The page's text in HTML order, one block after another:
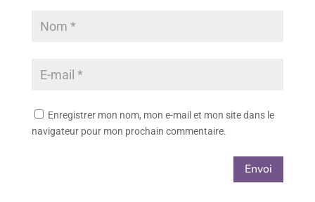
Enregistrer mon nom, mon e-mail et mon site dans le
navigateur pour mon prochain commentaire.
Envoi